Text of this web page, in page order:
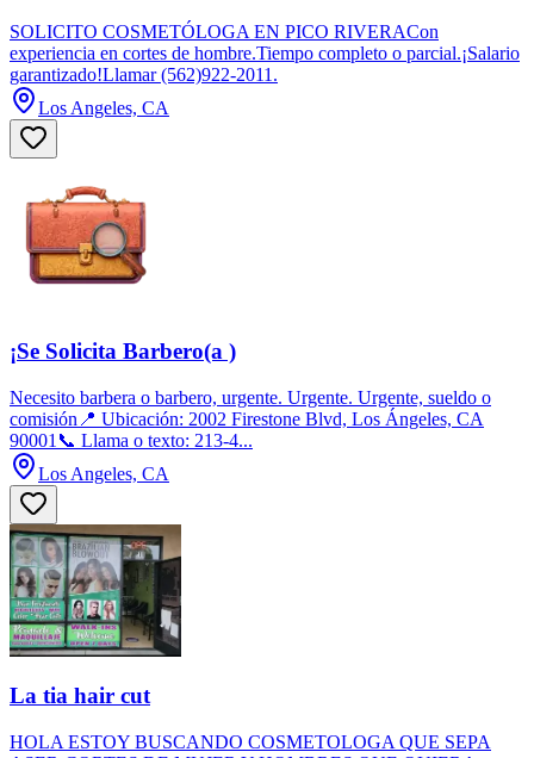
SOLICITO COSMETÓLOGA EN PICO RIVERACon
experiencia en cortes de hombre.Tiempo completo o parcial.¡Salario
garantizado!Llamar (562)922-2011.
Los Angeles, CA
¡Se Solicita Barbero(a )
Necesito barbera o barbero, urgente. Urgente. Urgente, sueldo o
comisión📍 Ubicación: 2002 Firestone Blvd, Los Ángeles, CA
90001📞 Llama o texto: 213-4...
Los Angeles, CA
La tia hair cut
HOLA ESTOY BUSCANDO COSMETOLOGA QUE SEPA